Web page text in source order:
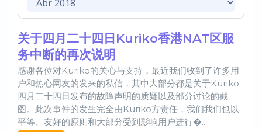
关于四月二十四日Kuriko香港NAT区服
务中断的再次说明
感谢各位对Kuriko的关心与支持，最近我们收到了许多用
户和热心网友的发来的私信，其中大部分都是关于Kuriko
四月二十四日发布的故障声明的质疑以及部分讨论的截
图。此次事件的发生完全由Kuriko方责任，我们我们也以
平等、友好的原则和大部分受到影响用户进行�...